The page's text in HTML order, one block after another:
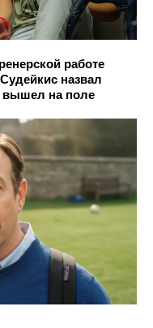
работе
назвал
вышел на поле